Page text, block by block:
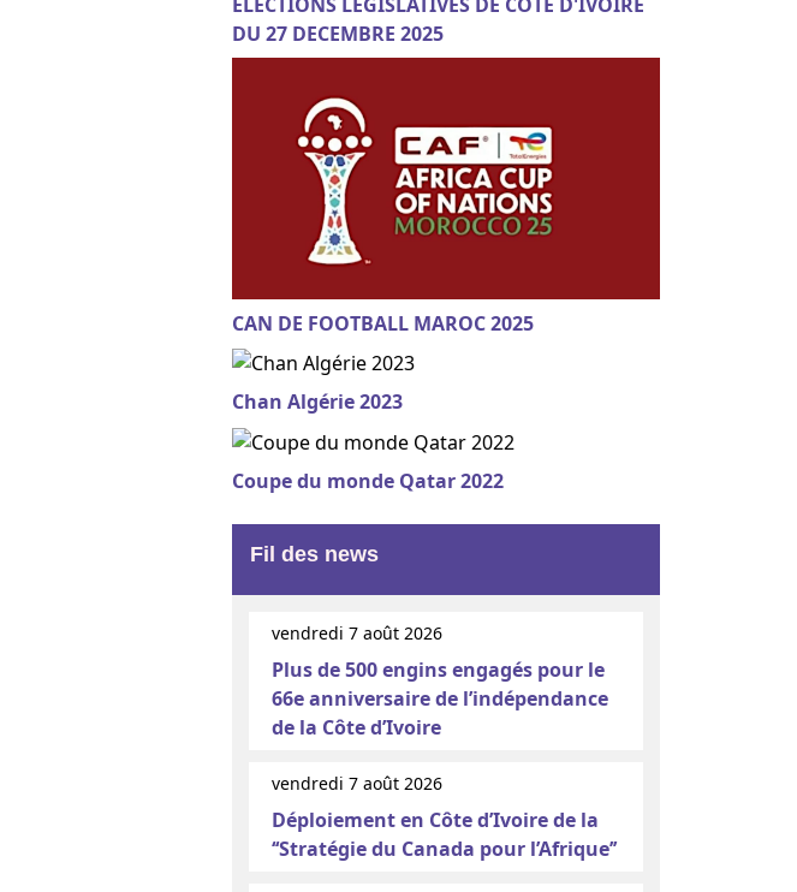
DU 27 DECEMBRE 2025
CAN DE FOOTBALL MAROC 2025
Chan Algérie 2023
Coupe du monde Qatar 2022
Fil des news
vendredi 7 août 2026
Plus de 500 engins engagés pour le
66e anniversaire de l’indépendance
de la Côte d’Ivoire
vendredi 7 août 2026
Déploiement en Côte d’Ivoire de la
‘‘Stratégie du Canada pour l’Afrique’’